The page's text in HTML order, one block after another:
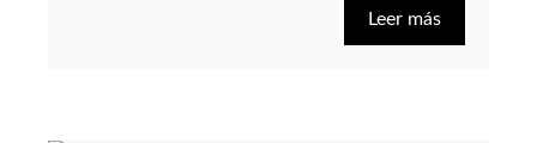
Leer más